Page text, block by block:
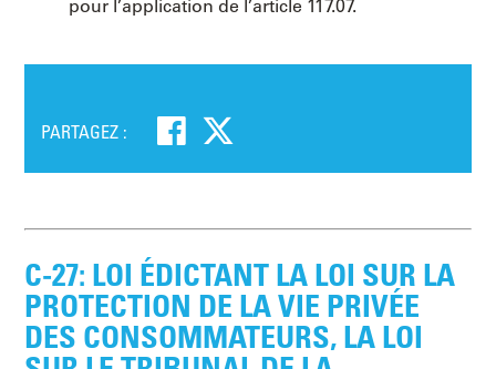
pour l’application de l’article 117.‍07.
PARTAGEZ :
C-27: LOI ÉDICTANT LA LOI SUR LA
PROTECTION DE LA VIE PRIVÉE
DES CONSOMMATEURS, LA LOI